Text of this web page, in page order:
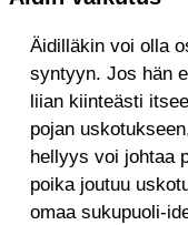
Äidilläkin voi olla
syntyyn. Jos hän
liian kiinteästi
pojan
hellyys voi johtaa
poika joutuu
omaa sukupuoli-